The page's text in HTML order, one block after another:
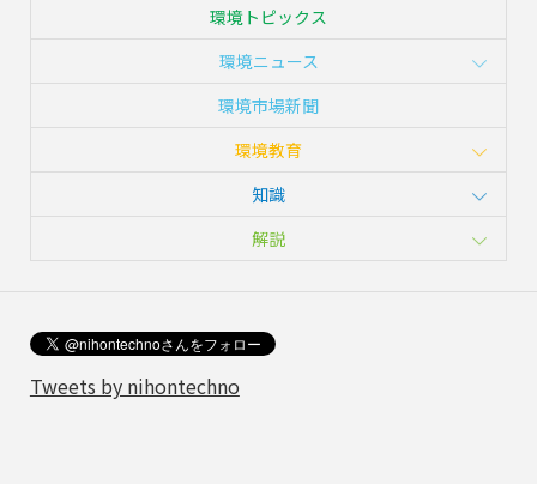
環境トピックス
環境ニュース
環境市場新聞
環境教育
知識
解説
Tweets by nihontechno